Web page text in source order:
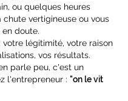
ou quelques heures
chute vertigineuse ou vous
doute.
votre légitimité, votre raison
vos résultats.
parle peu, c'est un
l'entrepreneur : "on le vit